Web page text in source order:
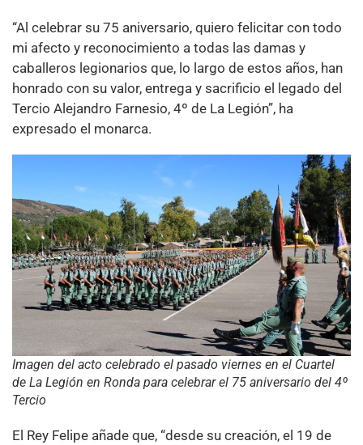
“Al celebrar su 75 aniversario, quiero felicitar con todo
mi afecto y reconocimiento a todas las damas y
caballeros legionarios que, lo largo de estos años, han
honrado con su valor, entrega y sacrificio el legado del
Tercio Alejandro Farnesio, 4º de La Legión”, ha
expresado el monarca.
Imagen del acto celebrado el pasado viernes en el Cuartel
de La Legión en Ronda para celebrar el 75 aniversario del 4º
Tercio
El Rey Felipe añade que, “desde su creación, el 19 de